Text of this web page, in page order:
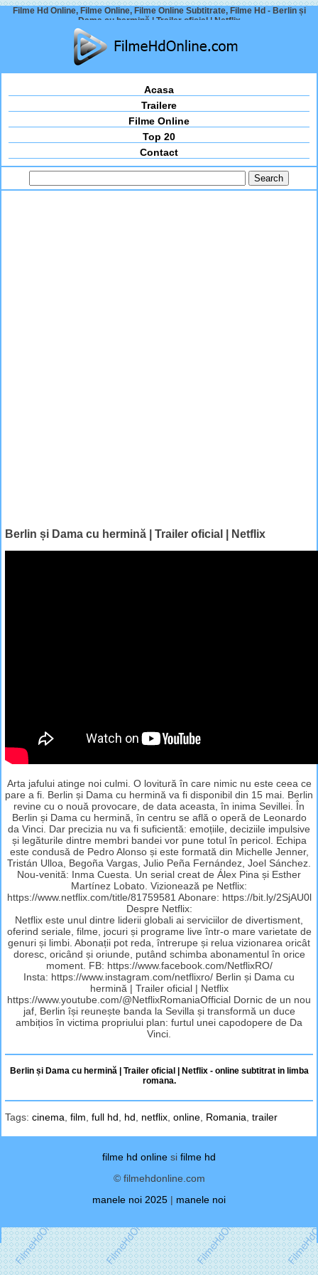
Filme Hd Online, Filme Online, Filme Online Subtitrate, Filme Hd - Berlin și
Dama cu hermină | Trailer oficial | Netflix
Acasa
Trailere
Filme Online
Top 20
Contact
Berlin și Dama cu hermină | Trailer oficial | Netflix
Arta jafului atinge noi culmi. O lovitură în care nimic nu este ceea ce
pare a fi. Berlin și Dama cu hermină va fi disponibil din 15 mai. Berlin
revine cu o nouă provocare, de data aceasta, în inima Sevillei. În
Berlin și Dama cu hermină, în centru se află o operă de Leonardo
da Vinci. Dar precizia nu va fi suficientă: emoțiile, deciziile impulsive
și legăturile dintre membri bandei vor pune totul în pericol. Echipa
este condusă de Pedro Alonso și este formată din Michelle Jenner,
Tristán Ulloa, Begoña Vargas, Julio Peña Fernández, Joel Sánchez.
Nou-venită: Inma Cuesta. Un serial creat de Álex Pina și Esther
Martínez Lobato. Vizionează pe Netflix:
https://www.netflix.com/title/81759581 Abonare: https://bit.ly/2SjAU0l
Despre Netflix:
Netflix este unul dintre liderii globali ai serviciilor de divertisment,
oferind seriale, filme, jocuri și programe live într-o mare varietate de
genuri și limbi. Abonații pot reda, întrerupe și relua vizionarea oricât
doresc, oricând și oriunde, putând schimba abonamentul în orice
moment. FB: https://www.facebook.com/NetflixRO/
Insta: https://www.instagram.com/netflixro/ Berlin și Dama cu
hermină | Trailer oficial | Netflix
https://www.youtube.com/@NetflixRomaniaOfficial Dornic de un nou
jaf, Berlin își reunește banda la Sevilla și transformă un duce
ambițios în victima propriului plan: furtul unei capodopere de Da
Vinci.
Berlin și Dama cu hermină | Trailer oficial | Netflix - online subtitrat in limba
romana.
Tags: cinema film full hd hd netflix online Romania trailer
filme hd online si filme hd
© filmehdonline.com
manele noi 2025 | manele noi